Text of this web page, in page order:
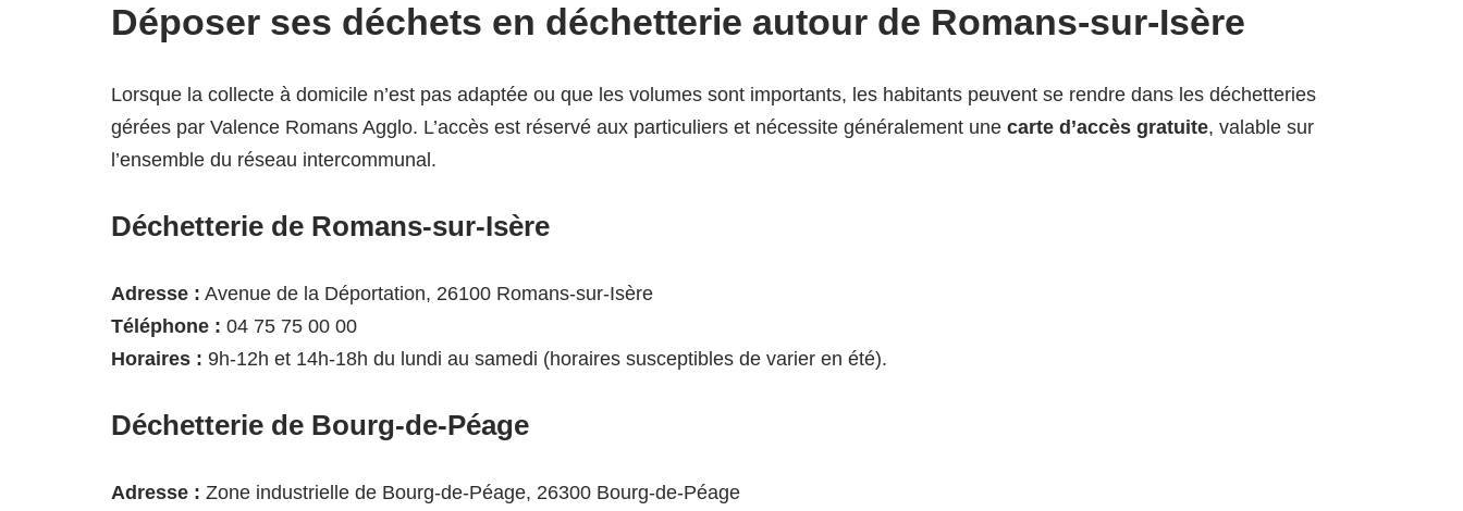
Déposer ses déchets en déchetterie autour de Romans-sur-Isère
Lorsque la collecte à domicile n’est pas adaptée ou que les volumes sont importants, les habitants peuvent se rendre dans les déchetteries
gérées par Valence Romans Agglo. L’accès est réservé aux particuliers et nécessite généralement une carte d’accès gratuite, valable sur
l’ensemble du réseau intercommunal.
Déchetterie de Romans-sur-Isère
Adresse : Avenue de la Déportation, 26100 Romans-sur-Isère
Téléphone : 04 75 75 00 00
Horaires : 9h-12h et 14h-18h du lundi au samedi (horaires susceptibles de varier en été).
Déchetterie de Bourg-de-Péage
Adresse : Zone industrielle de Bourg-de-Péage, 26300 Bourg-de-Péage